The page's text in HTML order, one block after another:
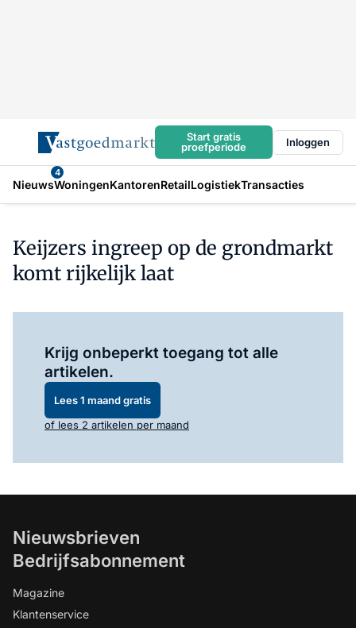
Start gratis
proefperiode
Inloggen
Nieuws
4
WoningenKantorenRetailLogistiekTransacties
Keijzers ingreep op de grondmarkt
komt rijkelijk laat
Krijg onbeperkt toegang tot alle
artikelen.
Lees 1 maand gratis
of lees 2 artikelen per maand
Nieuwsbrieven
Bedrijfsabonnement
Magazine
Klantenservice